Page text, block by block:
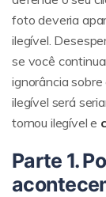
foto deveria
ilegível.
se você
ignorância sobre
ilegível será
tornou ilegível e
Parte 1.